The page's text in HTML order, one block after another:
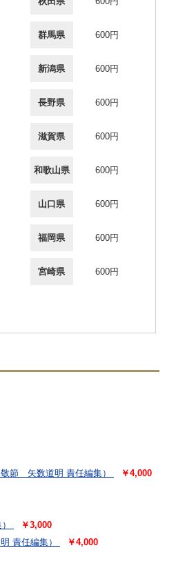
群馬県 600円
新潟県 600円
長野県 600円
滋賀県 600円
和歌山県 600円
山口県 600円
福岡県 600円
宮崎県 600円
敬節 矢数道明 責任編集）
￥4,000
￥3,000
責任編集） ￥4,000